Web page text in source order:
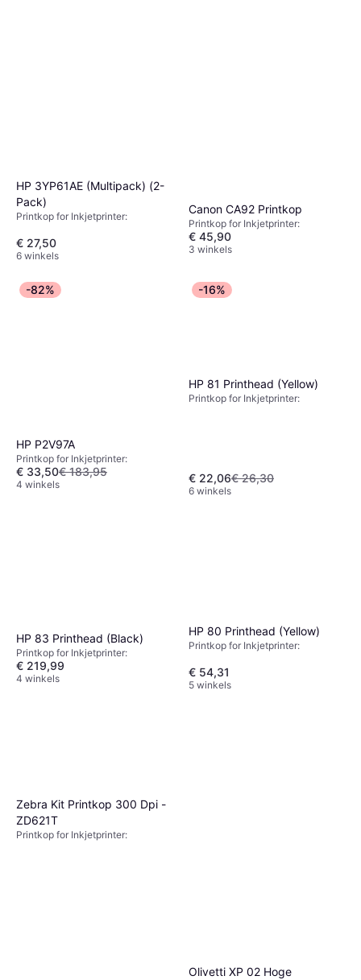
HP 3YP61AE (Multipack) (2-
Pack)
Printkop for Inkjetprinter:
€ 27,50
6 winkels
Canon CA92 Printkop
Printkop for Inkjetprinter:
€ 45,90
3 winkels
-82%
HP P2V97A
Printkop for Inkjetprinter:
€ 33,50€ 183,95
4 winkels
-16%
HP 81 Printhead (Yellow)
Printkop for Inkjetprinter:
€ 22,06€ 26,30
6 winkels
HP 83 Printhead (Black)
Printkop for Inkjetprinter:
€ 219,99
4 winkels
HP 80 Printhead (Yellow)
Printkop for Inkjetprinter:
€ 54,31
5 winkels
Zebra Kit Printkop 300 Dpi -
ZD621T
Printkop for Inkjetprinter:
Olivetti XP 02 Hoge